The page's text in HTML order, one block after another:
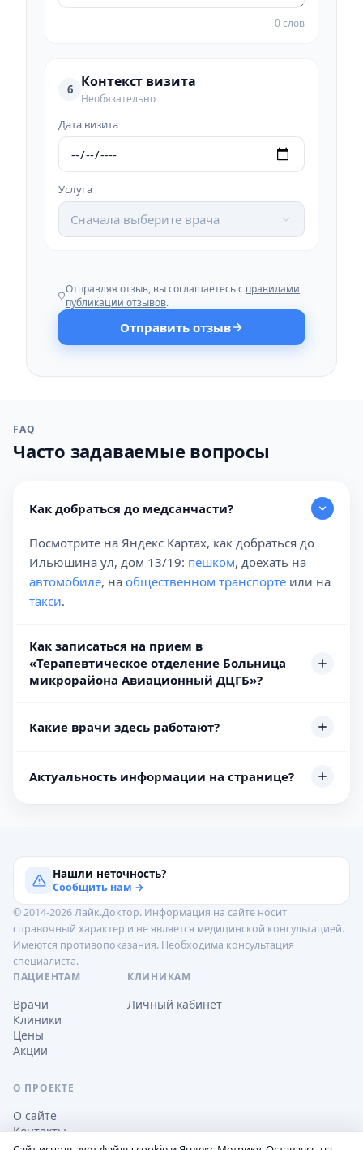
0 слов
6 Контекст визита
Необязательно
Дата визита
Услуга
Сначала выберите врача
Отправляя отзыв, вы соглашаетесь с правилами
публикации отзывов.
Отправить отзыв
FAQ
Часто задаваемые вопросы
Как добраться до медсанчасти?
Посмотрите на Яндекс Картах, как добраться до
Ильюшина ул, дом 13/19: пешком, доехать на
автомобиле, на общественном транспорте или на
такси.
Как записаться на прием в
«Терапевтическое отделение Больница
микрорайона Авиационный ДЦГБ»?
Какие врачи здесь работают?
Актуальность информации на странице?
Нашли неточность?
Сообщить нам →
© 2014-2026 Лайк.Доктор. Информация на сайте носит
справочный характер и не является медицинской консультацией.
Имеются противопоказания. Необходима консультация
специалиста.
ПАЦИЕНТАМ
Врачи
Клиники
Цены
Акции
КЛИНИКАМ
Личный кабинет
О ПРОЕКТЕ
О сайте
Контакты